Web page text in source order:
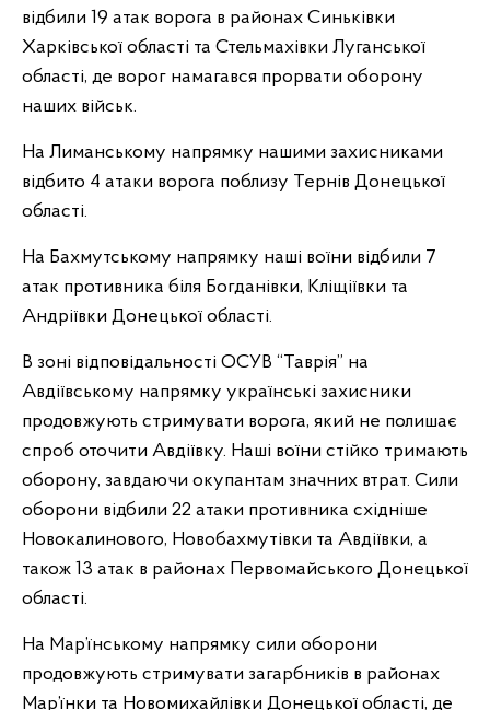
відбили 19 атак ворога в районах Синьківки
Харківської області та Стельмахівки Луганської
області, де ворог намагався прорвати оборону
наших військ.
На Лиманському напрямку нашими захисниками
відбито 4 атаки ворога поблизу Тернів Донецької
області.
На Бахмутському напрямку наші воїни відбили 7
атак противника біля Богданівки, Кліщіївки та
Андріївки Донецької області.
В зоні відповідальності ОСУВ “Таврія” на
Авдіївському напрямку українські захисники
продовжують стримувати ворога, який не полишає
спроб оточити Авдіївку. Наші воїни стійко тримають
оборону, завдаючи окупантам значних втрат. Сили
оборони відбили 22 атаки противника східніше
Новокалинового, Новобахмутівки та Авдіївки, а
також 13 атак в районах Первомайського Донецької
області.
На Мар’їнському напрямку сили оборони
продовжують стримувати загарбників в районах
Мар’їнки та Новомихайлівки Донецької області, де